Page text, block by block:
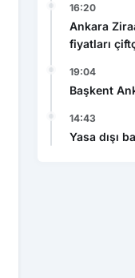
16:20
Ankara
fiyatları
19:04
Başkent
14:43
Yasa dışı